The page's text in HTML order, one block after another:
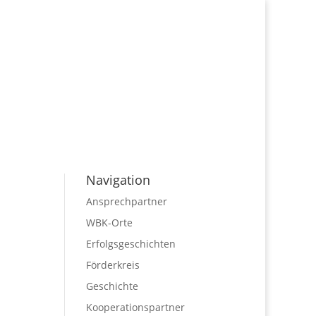
Navigation
Ansprechpartner
WBK-Orte
Erfolgsgeschichten
Förderkreis
Geschichte
Kooperationspartner